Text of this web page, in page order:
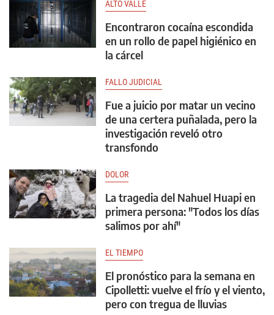
ALTO VALLE
Encontraron cocaína escondida
en un rollo de papel higiénico en
la cárcel
FALLO JUDICIAL
Fue a juicio por matar un vecino
de una certera puñalada, pero la
investigación reveló otro
transfondo
DOLOR
La tragedia del Nahuel Huapi en
primera persona: "Todos los días
salimos por ahí"
EL TIEMPO
El pronóstico para la semana en
Cipolletti: vuelve el frío y el viento,
pero con tregua de lluvias